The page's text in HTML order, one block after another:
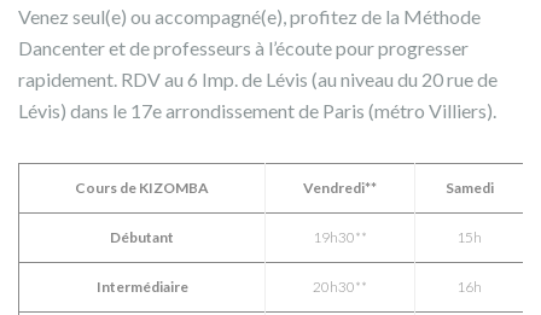
Venez seul(e) ou accompagné(e), profitez de la Méthode
Dancenter et de professeurs à l’écoute pour progresser
rapidement. RDV au 6 Imp. de Lévis (au niveau du 20 rue de
Lévis) dans le 17e arrondissement de Paris (métro Villiers).
Cours de KIZOMBA Vendredi** Samedi
Débutant 19h30** 15h
Intermédiaire 20h30** 16h